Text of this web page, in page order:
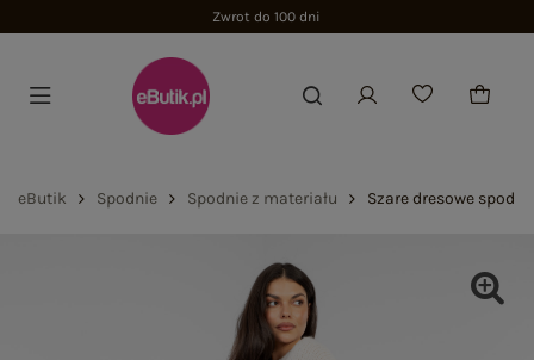
Zwrot do 100 dni
eButik Spodnie Spodnie z materiału Szare dresowe